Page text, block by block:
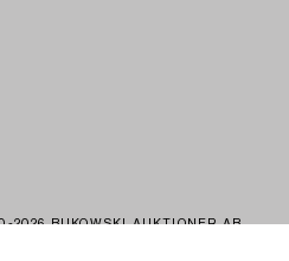
2026 BUKOWSKI AUKTIONER AB